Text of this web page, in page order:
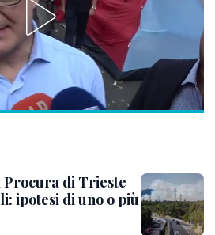
di Trieste
ipotesi di uno o più